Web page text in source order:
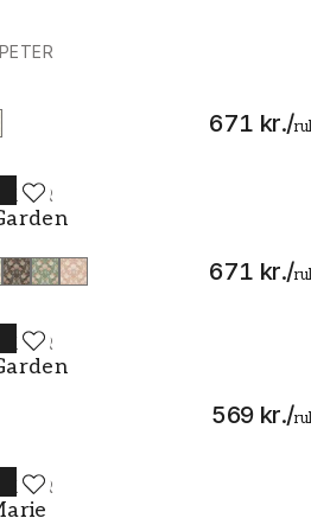
671 kr./
671 kr./
- 7690
569 kr./
- 7693
- 7651